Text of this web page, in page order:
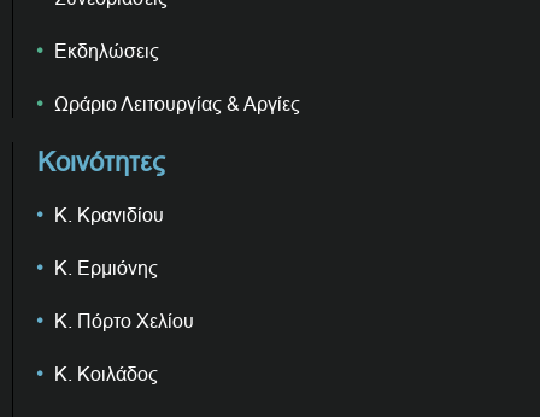
Εκδηλώσεις
Ωράριο Λειτουργίας & Αργίες
Κοινότητες
Κ. Κρανιδίου
Κ. Ερμιόνης
Κ. Πόρτο Χελίου
Κ. Κοιλάδος